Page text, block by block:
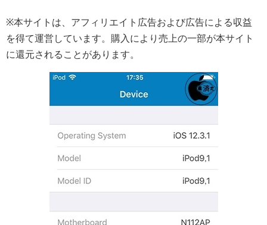
※本サイトは、アフィリエイト広告および広告による収益
を得て運営しています。購入により売上の一部が本サイト
に還元されることがあります。